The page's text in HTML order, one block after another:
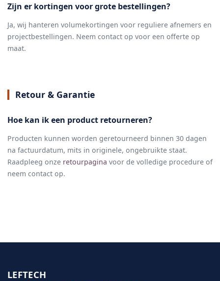
Zijn er kortingen voor grote bestellingen?
Ja, wij hanteren volumekortingen voor reguliere afnemers en
projectbestellingen. Neem contact op voor een offerte op
maat.
Retour & Garantie
Hoe kan ik een product retourneren?
Producten kunnen worden geretourneerd binnen 30 dagen
na factuurdatum, mits in originele, ongebruikte staat.
Raadpleeg onze retourpagina voor de volledige procedure of
neem contact op.
LEFTECH